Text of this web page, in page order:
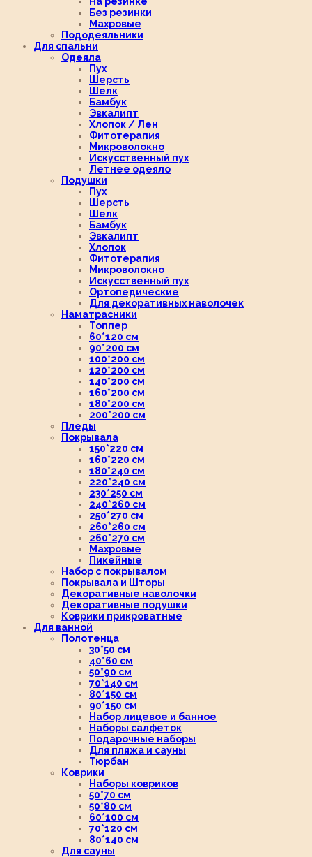
Без резинки
Махровые
Пододеяльники
Для спальни
Одеяла
Пух
Шерсть
Шелк
Бамбук
Эвкалипт
Хлопок / Лен
Фитотерапия
Микроволокно
Искусственный пух
Летнее одеяло
Подушки
Пух
Шерсть
Шелк
Бамбук
Эвкалипт
Хлопок
Фитотерапия
Микроволокно
Искусственный пух
Ортопедические
Для декоративных наволочек
Наматрасники
Топпер
60*120 см
90*200 см
100*200 см
120*200 см
140*200 см
160*200 см
180*200 см
200*200 см
Пледы
Покрывала
150*220 см
160*220 см
180*240 см
220*240 см
230*250 см
240*260 см
250*270 см
260*260 см
260*270 см
Махровые
Пикейные
Набор с покрывалом
Покрывала и Шторы
Декоративные наволочки
Декоративные подушки
Коврики прикроватные
Для ванной
Полотенца
30*50 см
40*60 см
50*90 см
70*140 см
80*150 см
90*150 см
Набор лицевое и банное
Наборы салфеток
Подарочные наборы
Для пляжа и сауны
Тюрбан
Коврики
Наборы ковриков
50*70 см
50*80 см
60*100 см
70*120 см
80*140 см
Для сауны